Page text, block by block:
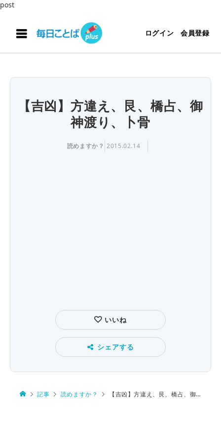
post
ログイン 会員登録
【吉凶】方違え、艮、橋占、御
神渡り、卜骨
読めますか？ 2015.02.14
いいね
シェアする
記事 読めますか？ 【吉凶】方違え、艮、橋占、御神渡り、卜骨